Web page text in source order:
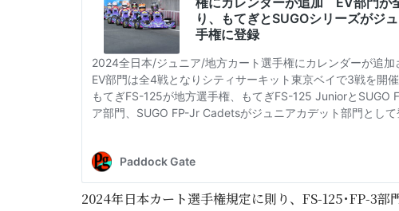
2024年日本カート選手権規定に則り、FS-125･FP-3